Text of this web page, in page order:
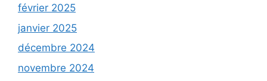
février 2025
janvier 2025
décembre 2024
novembre 2024